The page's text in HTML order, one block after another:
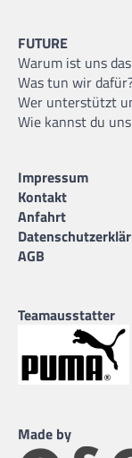
FUTURE
Warum ist uns
Was tun wir
Wer unterstützt
Wie kannst du
Impressum
Kontakt
Anfahrt
AGB
Teamausstatter
Made by